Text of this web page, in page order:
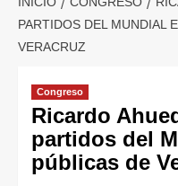
PARTIDOS DEL MUNDIAL
VERACRUZ
Congreso
Ricardo
partidos del
públicas de